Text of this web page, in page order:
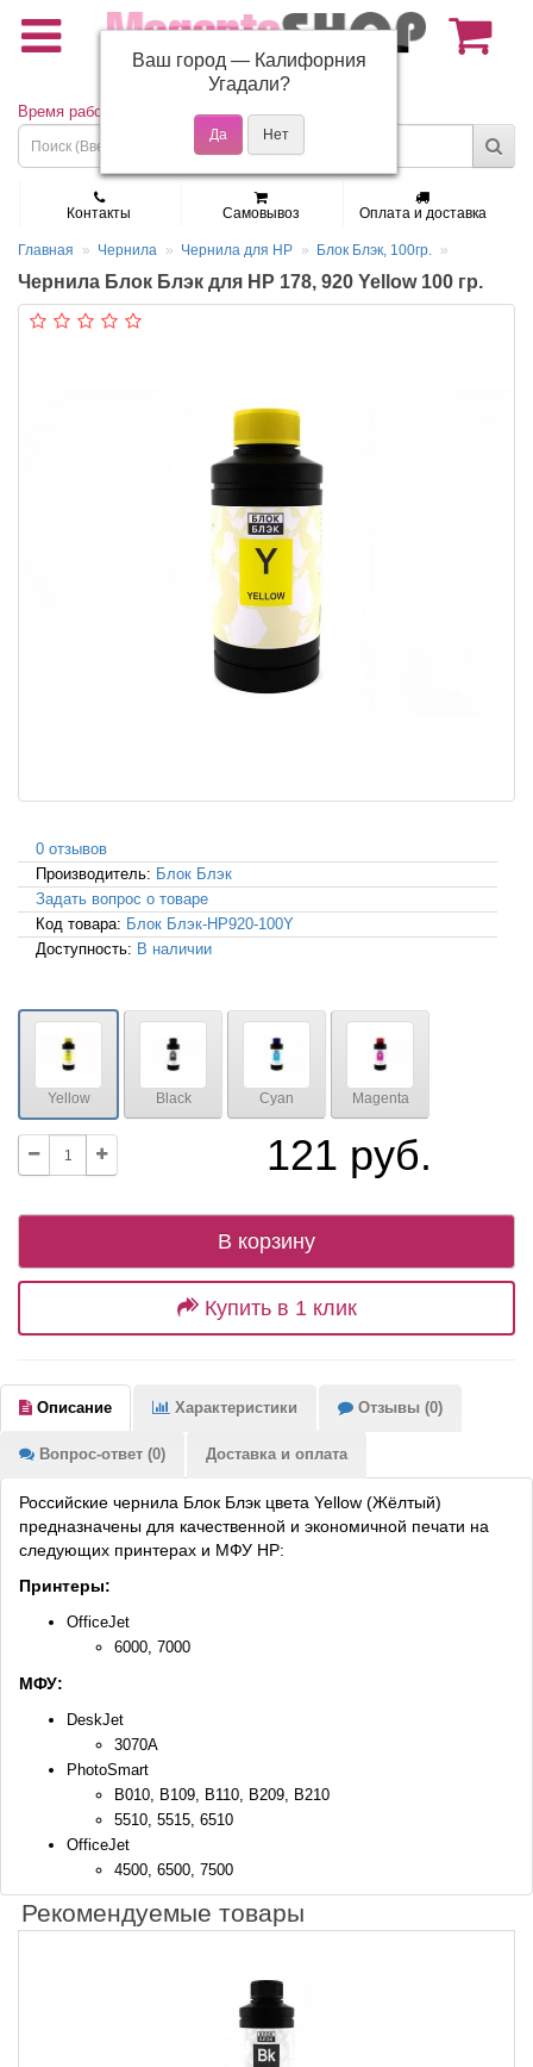
(495) 150-01-37
Время работы: Пн - Пт 9:30 - 19:00
Контакты Самовывоз Оплата и доставка
Главная Чернила Чернила для HP Блок Блэк, 100гр.
Чернила Блок Блэк для HP 178, 920 Yellow 100 гр.
0 отзывов
Производитель: Блок Блэк
Задать вопрос о товаре
Код товара: Блок Блэк-HP920-100Y
Доступность: В наличии
Yellow Black Cyan Magenta
121 руб.
В корзину
Купить в 1 клик
Описание Характеристики Отзывы (0)
Вопрос-ответ (0) Доставка и оплата
Российские чернила Блок Блэк цвета Yellow (Жёлтый)
предназначены для качественной и экономичной печати на
следующих принтерах и МФУ HP:
Принтеры:
OfficeJet
6000, 7000
МФУ:
DeskJet
3070A
PhotoSmart
B010, B109, B110, B209, B210
5510, 5515, 6510
OfficeJet
4500, 6500, 7500
Рекомендуемые товары
Ваш город — Калифорния
Угадали?